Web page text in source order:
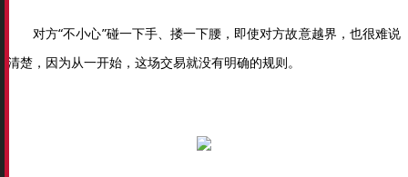
对方“不小心”碰一下手、搂一下腰，即使对方故意越界，也很难说
清楚，因为从一开始，这场交易就没有明确的规则。